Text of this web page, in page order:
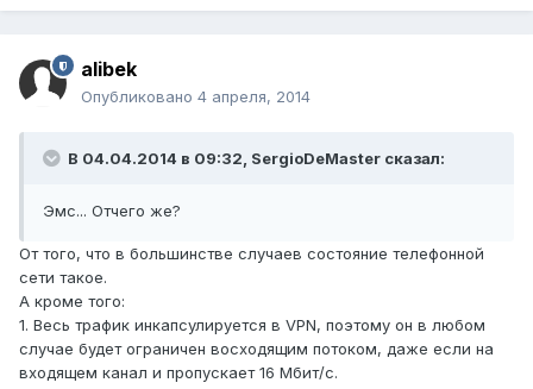
alibek
Опубликовано 4 апреля, 2014
В 04.04.2014 в 09:32, SergioDeMaster сказал:
Эмс... Отчего же?
От того, что в большинстве случаев состояние телефонной
сети такое.
А кроме того:
1. Весь трафик инкапсулируется в VPN, поэтому он в любом
случае будет ограничен восходящим потоком, даже если на
входящем канал и пропускает 16 Мбит/с.